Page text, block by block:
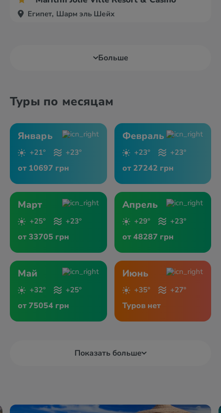
Египет, Шарм эль Шейх
Больше
Туры по месяцам
Январь
+21° +23°
от 10697 грн
Февраль
+23° +23°
от 27242 грн
Март
+25° +23°
от 33705 грн
Апрель
+29° +23°
от 48287 грн
Май
+32° +25°
от 75054 грн
Июнь
+35° +27°
Туров нет
Показать больше